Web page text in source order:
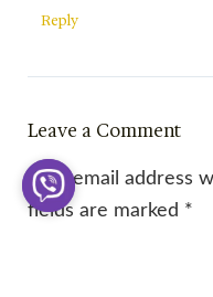
Reply
Leave a Comment
Your email address
fields are marked *